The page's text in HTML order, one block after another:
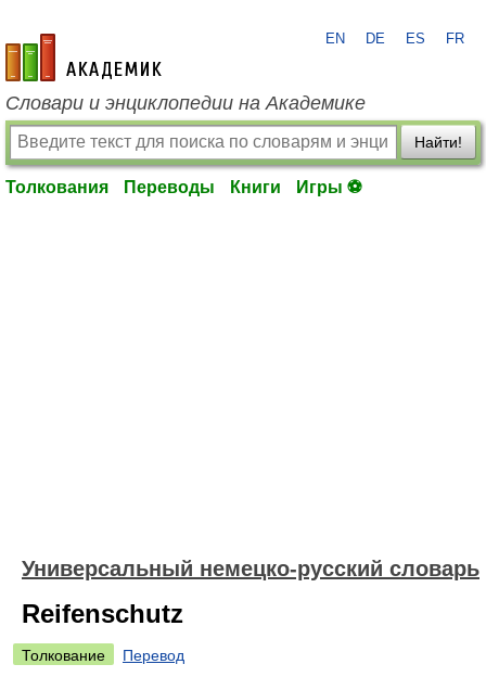
academic.ru
EN DE ES FR
Словари и энциклопедии на Академике
Найти!
Толкования Переводы Книги Игры ⚽
Универсальный немецко-русский словарь
Reifenschutz
Толкование
Перевод